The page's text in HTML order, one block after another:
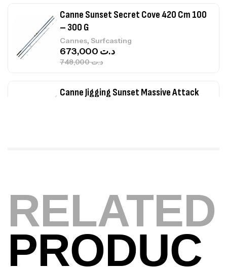
Canne Sunset Secret Cove 420 Cm 100
– 300 G
Cannes, Surfcasting
د.ت748,000
د.ت
Canne Jigging Sunset Massive Attack
Bagagerie Surfcasting
د.ت
د.ت
Volant 3 Branches Inox T26S/35
RELATED
PRODUC